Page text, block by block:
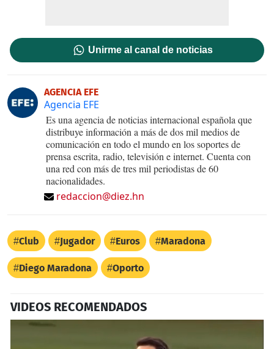
Unirme al canal de noticias
AGENCIA EFE
Agencia EFE
Es una agencia de noticias internacional española que
distribuye información a más de dos mil medios de
comunicación en todo el mundo en los soportes de
prensa escrita, radio, televisión e internet. Cuenta con
una red con más de tres mil periodistas de 60
nacionalidades.
redaccion@diez.hn
Club Jugador Euros Maradona
Diego Maradona Oporto
VIDEOS RECOMENDADOS